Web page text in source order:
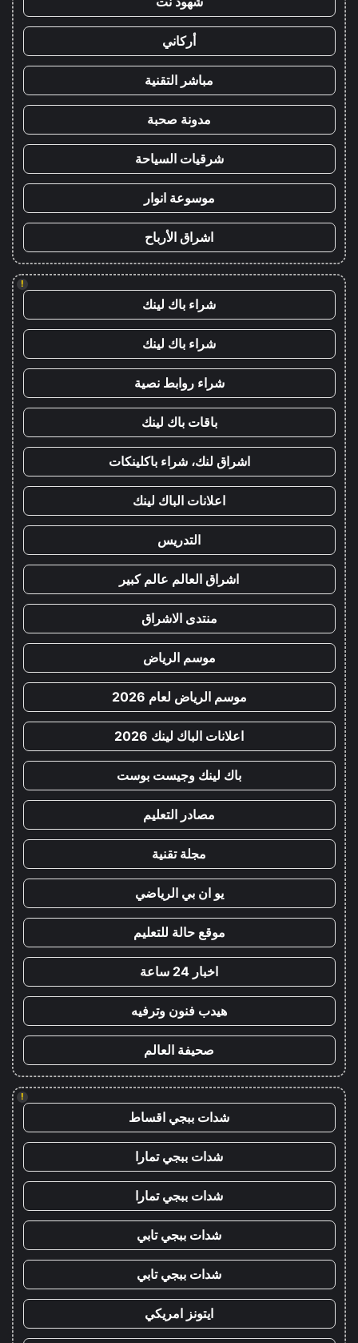
أركاني
مباشر التقنية
مدونة صحبة
شرقيات السياحة
موسوعة انوار
اشراق الأرباح
!
شراء باك لينك
شراء باك لينك
شراء روابط نصية
باقات باك لينك
اشراق لنك، شراء باكلينكات
اعلانات الباك لينك
التدريس
اشراق العالم عالم كبير
منتدى الاشراق
موسم الرياض
موسم الرياض لعام 2026
اعلانات الباك لينك 2026
باك لينك وجيست بوست
مصادر التعليم
مجلة تقنية
يو ان بي الرياضي
موقع حالة للتعليم
اخبار 24 ساعة
هيدب فنون وترفيه
صحيفة العالم
!
شدات ببجي اقساط
شدات ببجي تمارا
شدات ببجي تمارا
شدات ببجي تابي
شدات ببجي تابي
ايتونز امريكي